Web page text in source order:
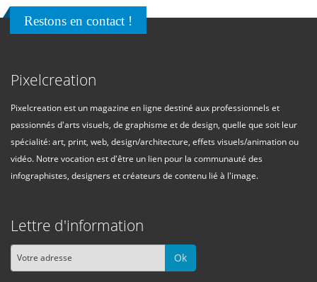
Restons en contact !
Pixelcreation
Pixelcreation est un magazine en ligne destiné aux professionnels et
passionnés d'arts visuels, de graphisme et de design, quelle que soit leur
spécialité: art, print, web, design/architecture, effets visuels/animation ou
vidéo. Notre vocation est d'être un lien pour la communauté des
infographistes, designers et créateurs de contenu lié à l'image.
Lettre d'information
Ok